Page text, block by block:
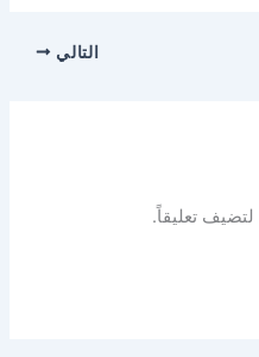
التالي
لتضيف تعليقاً.